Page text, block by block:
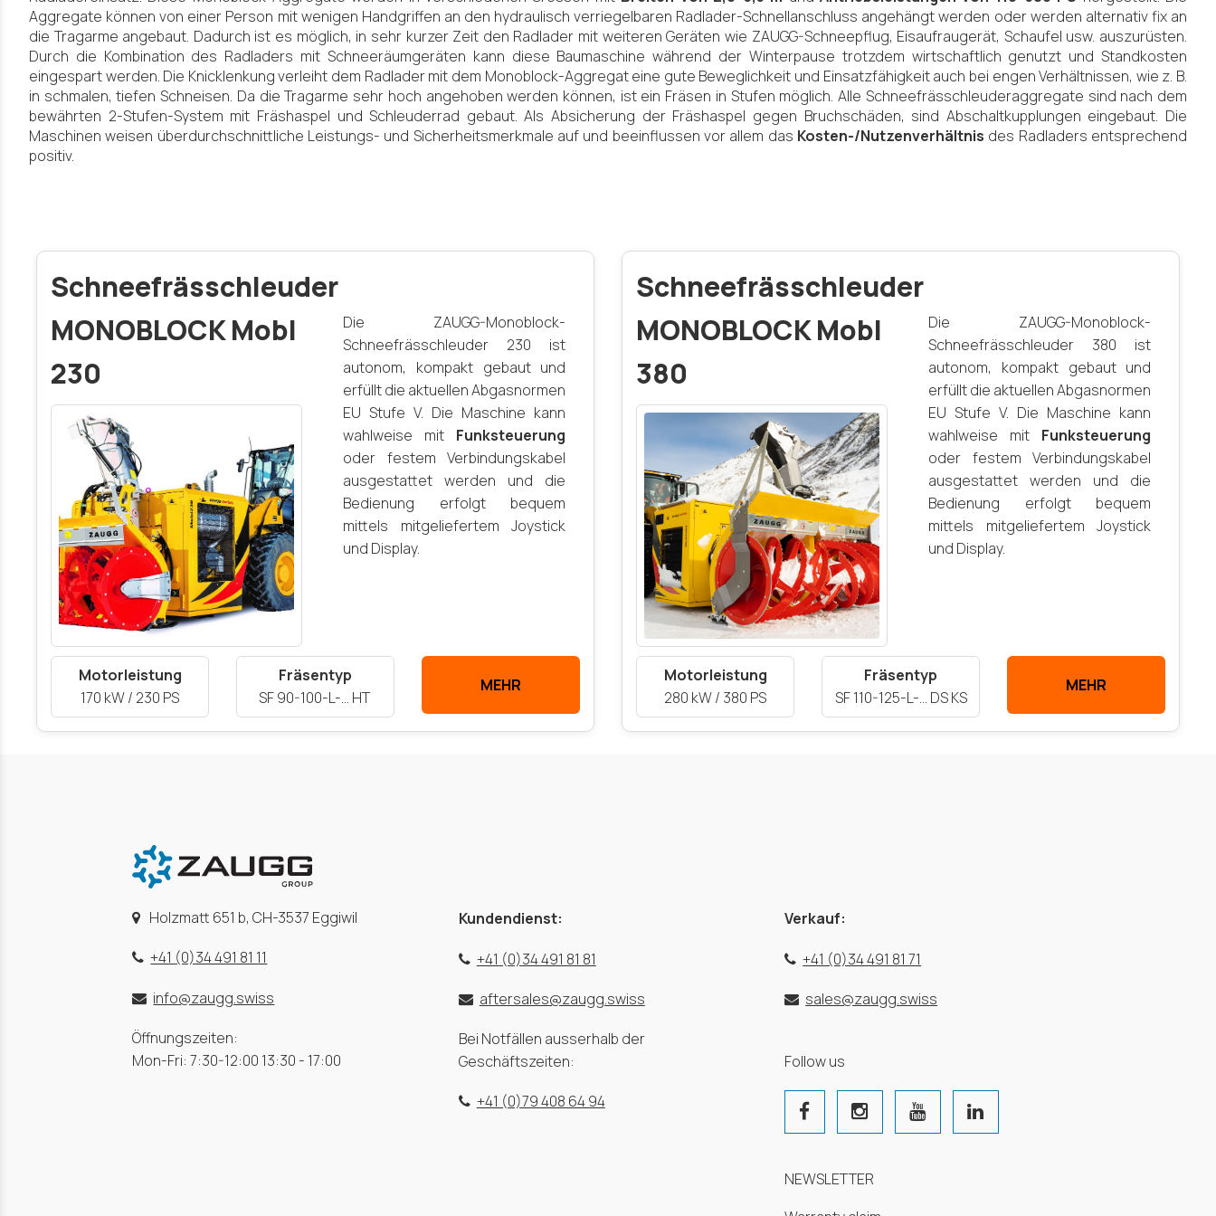
Aggregate können von einer Person mit wenigen Handgriffen an den hydraulisch verriegelbaren Radlader-Schnellanschluss angehängt werden oder werden alternativ fix an
die Tragarme angebaut. Dadurch ist es möglich, in sehr kurzer Zeit den Radlader mit weiteren Geräten wie ZAUGG-Schneepflug, Eisaufraugerät, Schaufel usw. auszurüsten.
Durch die Kombination des Radladers mit Schneeräumgeräten kann diese Baumaschine während der Winterpause trotzdem wirtschaftlich genutzt und Standkosten
eingespart werden. Die Knicklenkung verleiht dem Radlader mit dem Monoblock-Aggregat eine gute Beweglichkeit und Einsatzfähigkeit auch bei engen Verhältnissen, wie z. B.
in schmalen, tiefen Schneisen. Da die Tragarme sehr hoch angehoben werden können, ist ein Fräsen in Stufen möglich. Alle Schneefrässchleuderaggregate sind nach dem
bewährten 2-Stufen-System mit Fräshaspel und Schleuderrad gebaut. Als Absicherung der Fräshaspel gegen Bruchschäden, sind Abschaltkupplungen eingebaut. Die
Maschinen weisen überdurchschnittliche Leistungs- und Sicherheitsmerkmale auf und beeinflussen vor allem das Kosten-/Nutzenverhältnis des Radladers entsprechend
positiv.
Schneefrässchleuder
MONOBLOCK Mobl
230
Die ZAUGG-Monoblock-
Schneefrässchleuder 230 ist
autonom, kompakt gebaut und
erfüllt die aktuellen Abgasnormen
EU Stufe V. Die Maschine kann
wahlweise mit Funksteuerung
oder festem Verbindungskabel
ausgestattet werden und die
Bedienung erfolgt bequem
mittels mitgeliefertem Joystick
und Display.
Motorleistung
170 kW / 230 PS
Fräsentyp
SF 90-100-L-… HT
MEHR
Schneefrässchleuder
MONOBLOCK Mobl
380
Die ZAUGG-Monoblock-
Schneefrässchleuder 380 ist
autonom, kompakt gebaut und
erfüllt die aktuellen Abgasnormen
EU Stufe V. Die Maschine kann
wahlweise mit Funksteuerung
oder festem Verbindungskabel
ausgestattet werden und die
Bedienung erfolgt bequem
mittels mitgeliefertem Joystick
und Display.
Motorleistung
280 kW / 380 PS
Fräsentyp
SF 110-125-L-… DS KS
MEHR
Holzmatt 651 b, CH-3537 Eggiwil
+41 (0)34 491 81 11
info@zaugg.swiss
Öffnungszeiten:
Mon-Fri: 7:30-12:00 13:30 - 17:00
Kundendienst:
+41 (0)34 491 81 81
aftersales@zaugg.swiss
Bei Notfällen ausserhalb der
Geschäftszeiten:
+41 (0)79 408 64 94
Verkauf:
+41 (0)34 491 81 71
sales@zaugg.swiss
Follow us
NEWSLETTER